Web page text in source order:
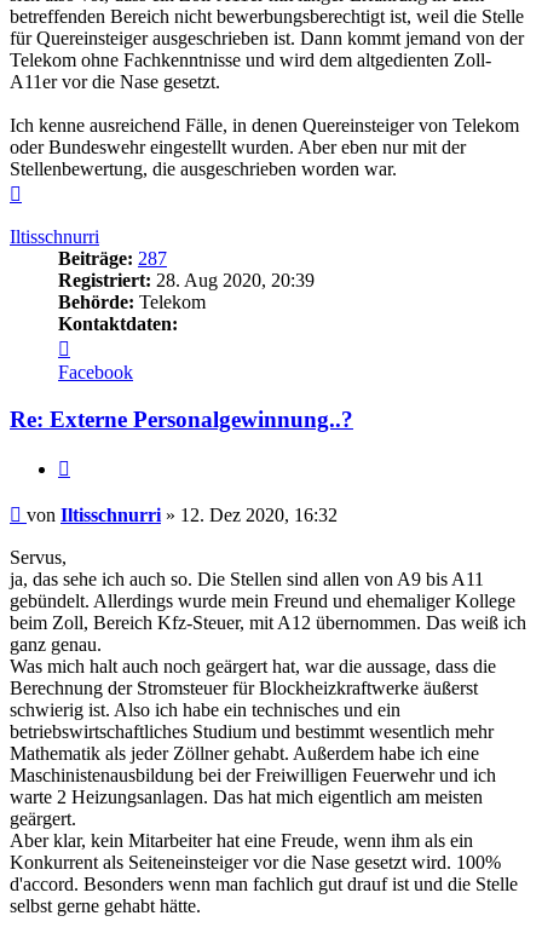
betreffenden Bereich nicht bewerbungsberechtigt ist, weil die Stelle
für Quereinsteiger ausgeschrieben ist. Dann kommt jemand von der
Telekom ohne Fachkenntnisse und wird dem altgedienten Zoll-
A11er vor die Nase gesetzt.
Ich kenne ausreichend Fälle, in denen Quereinsteiger von Telekom
oder Bundeswehr eingestellt wurden. Aber eben nur mit der
Stellenbewertung, die ausgeschrieben worden war.
Iltisschnurri
Beiträge: 287
Registriert: 28. Aug 2020, 20:39
Behörde: Telekom
Kontaktdaten:
von
Iltisschnurri
Facebook
Re: Externe Personalgewinnung..?
Beitrag
von Iltisschnurri » 12. Dez 2020, 16:32
Servus,
ja, das sehe ich auch so. Die Stellen sind allen von A9 bis A11
gebündelt. Allerdings wurde mein Freund und ehemaliger Kollege
beim Zoll, Bereich Kfz-Steuer, mit A12 übernommen. Das weiß ich
ganz genau.
Was mich halt auch noch geärgert hat, war die aussage, dass die
Berechnung der Stromsteuer für Blockheizkraftwerke äußerst
schwierig ist. Also ich habe ein technisches und ein
betriebswirtschaftliches Studium und bestimmt wesentlich mehr
Mathematik als jeder Zöllner gehabt. Außerdem habe ich eine
Maschinistenausbildung bei der Freiwilligen Feuerwehr und ich
warte 2 Heizungsanlagen. Das hat mich eigentlich am meisten
geärgert.
Aber klar, kein Mitarbeiter hat eine Freude, wenn ihm als ein
Konkurrent als Seiteneinsteiger vor die Nase gesetzt wird. 100%
d'accord. Besonders wenn man fachlich gut drauf ist und die Stelle
selbst gerne gehabt hätte.